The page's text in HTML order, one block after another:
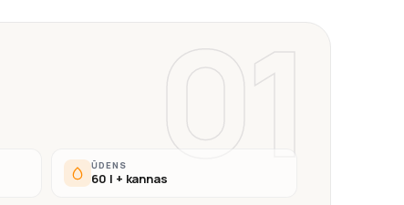
01
ŪDENS
60 l + kannas